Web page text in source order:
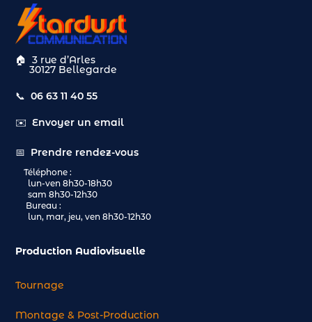
🏠3 rue d’Arles
30127 Bellegarde
📞06 63 11 40 55
✉️Envoyer un email
📅 Prendre rendez-vous
Téléphone :
lun-ven 8h30-18h30
sam 8h30-12h30
Bureau :
lun, mar, jeu, ven 8h30-12h30
Production Audiovisuelle
Tournage
Montage & Post-Production